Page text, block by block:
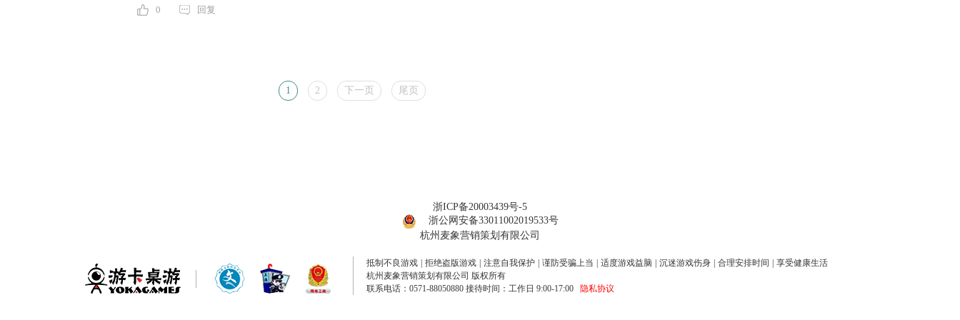
0 回复
1 2 下一页 尾页
浙ICP备20003439号-5
浙公网安备33011002019533号
杭州麦象营销策划有限公司
抵制不良游戏 拒绝盗版游戏 注意自我保护 谨防受骗上当 适度游戏益脑 沉迷游戏伤身 合理安排时间
享受健康生活
杭州麦象营销策划有限公司 版权所有
联系电话：0571-88050880 接待时间：工作日 9:00-17:00
隐私协议